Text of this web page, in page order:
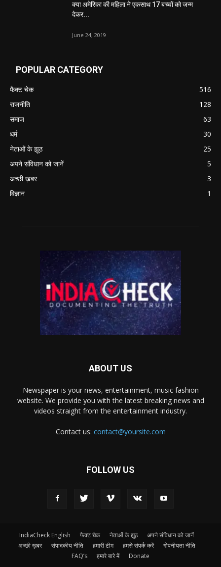
क्या अमेरिका की महिला ने एकसाथ 17 बच्चों को जन्म
देकर...
June 24, 2019
POPULAR CATEGORY
फैक्ट चेक
516
राजनीति
128
समाज
63
धर्म
30
नेताओं के झूठ
25
अपने संविधान को जानें
5
अच्छी ख़बर
3
विज्ञान
1
ABOUT US
Newspaper is your news, entertainment, music fashion
website. We provide you with the latest breaking news and
videos straight from the entertainment industry.
Contact us: contact@yoursite.com
FOLLOW US
IndiaCheck English फैक्ट चेक नेताओं के झूठ
अपने संविधान को जानें
अच्छी ख़बर
संपादकीय नीति हमारी टीम हमसे संपर्क करें
गोपनीयता नीति
FAQ’s
हमारे बारे में Donate